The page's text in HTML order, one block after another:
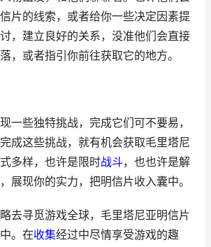
片的线索，或者给你一些决定因素提
，建立良好的关系，没准他们会直接
，或者指引你前往获取它的地方。
一些独特挑战，完成它们可不要易，
成这些挑战，就有机会获取毛里塔尼
多样，也许是限时战斗，也也许是解
展现你的实力，把明信片收入囊中。
去寻觅游戏全球，毛里塔尼亚明信片
。在收集经过中尽情享受游戏的趣